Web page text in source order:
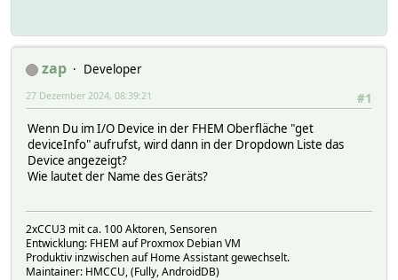
zap
Developer
#1
27 Dezember 2024, 08:39:21
Wenn Du im I/O Device in der FHEM Oberfläche "get
deviceInfo" aufrufst, wird dann in der Dropdown Liste das
Device angezeigt?
Wie lautet der Name des Geräts?
2xCCU3 mit ca. 100 Aktoren, Sensoren
Entwicklung: FHEM auf Proxmox Debian VM
Produktiv inzwischen auf Home Assistant gewechselt.
Maintainer: HMCCU, (Fully, AndroidDB)